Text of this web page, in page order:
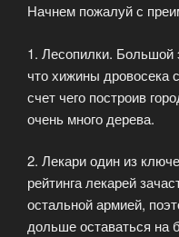
онлайн
My
Lands»
Начнем пожалуй с
1. Лесопилки. Большой
что хижины дровосека
счет чего построив
очень много дерева.
2. Лекари один из
рейтинга лекарей
остальной армией,
дольше оставаться на